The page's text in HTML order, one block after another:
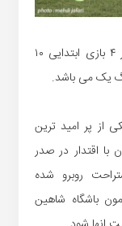
شاهین شهرداری امسال در لیگ دسته دوم از ۴ بازی ابتدایی ۱۰
یک می باشد.
از پر امید ترین
با اقتدار در صدر
روبرو شده
باشگاه شاهین